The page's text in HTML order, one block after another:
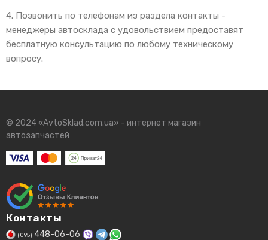
4. Позвонить по телефонам из раздела контакты -
менеджеры автосклада с удовольствием предоставят
бесплатную консультацию по любому техническому
вопросу.
© 2024 «AvtoSklad.com.ua» - интернет магазин
автозапчастей
Контакты
(095) 448-06-06